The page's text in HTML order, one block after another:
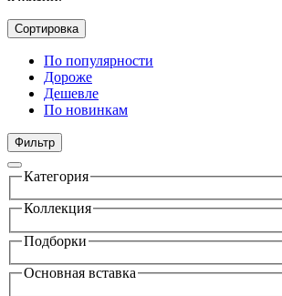
Сортировка
По популярности
Дороже
Дешевле
По новинкам
Фильтр
Категория
Коллекция
Подборки
Основная вставка